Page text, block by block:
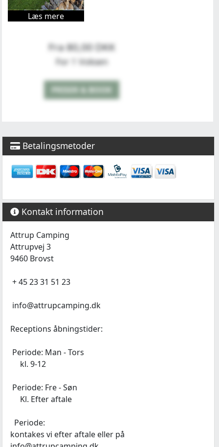
Læs mere
Fra 80,00 DKK
For 1 Voksen
PRISER & BOOK
Betalingsmetoder
Kontakt information
Attrup Camping
Attrupvej 3
9460 Brovst
+ 45 23 31 51 23
info@attrupcamping.dk
Receptions åbningstider:
Periode: Man - Tors
kl. 9-12
Periode: Fre - Søn
Kl. Efter aftale
Periode:
kontakes vi efter aftale eller på